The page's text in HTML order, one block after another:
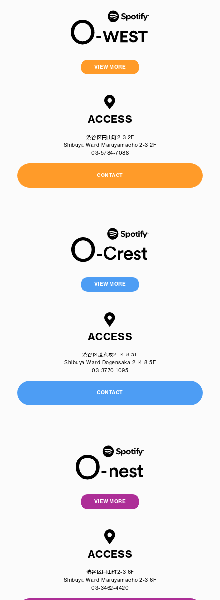
VIEW MORE
ACCESS
渋谷区円山町2-3 2F
Shibuya Ward Maruyamacho 2-3 2F
03-5784-7088
CONTACT
VIEW MORE
ACCESS
渋谷区道玄坂2-14-8 5F
Shibuya Ward Dogensaka 2-14-8 5F
03-3770-1095
CONTACT
VIEW MORE
ACCESS
渋谷区円山町2-3 6F
Shibuya Ward Maruyamacho 2-3 6F
03-3462-4420